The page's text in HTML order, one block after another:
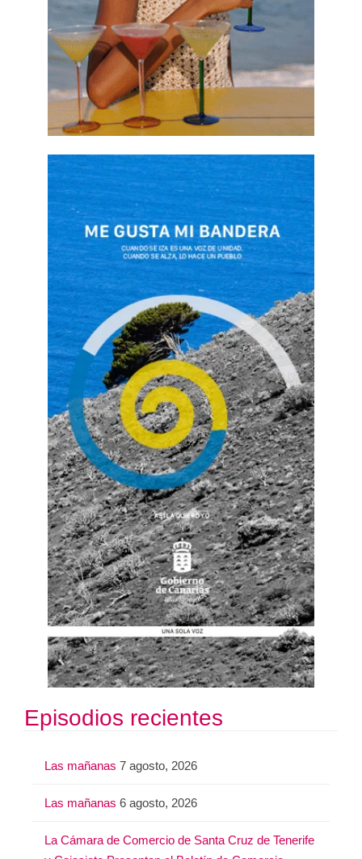
Episodios recientes
Las mañanas 7 agosto, 2026
Las mañanas 6 agosto, 2026
La Cámara de Comercio de Santa Cruz de Tenerife